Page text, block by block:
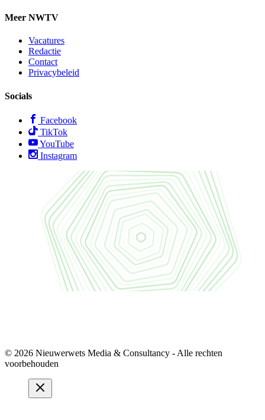
Meer NWTV
Vacatures
Redactie
Contact
Privacybeleid
Socials
Facebook
TikTok
YouTube
Instagram
© 2026 Nieuwerwets Media & Consultancy - Alle rechten
voorbehouden